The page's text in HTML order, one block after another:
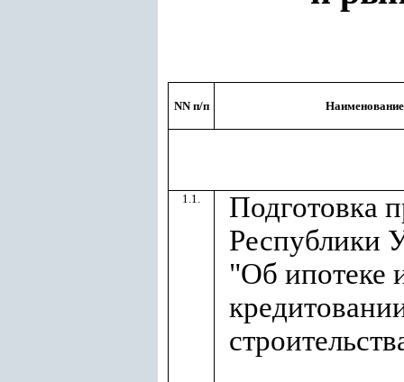
NN п/п
1.1.
Подготовка
Республики
"Об ипотеке